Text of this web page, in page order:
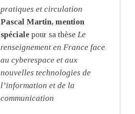
pratiques et circulation
Pascal Martin, mention
spécialepour sa thèse Le
renseignement en France face
au cyberespace et aux
nouvelles technologies de
l’information et de la
communication